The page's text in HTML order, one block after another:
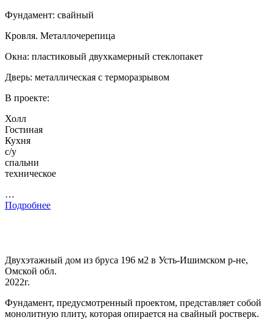
Фундамент: свайный
Кровля. Металлочерепица
Окна: пластиковый двухкамерный стеклопакет
Дверь: металлическая с терморазрывом
В проекте:
Холл
Гостиная
Кухня
с/у
спальни
техническое
…
Подробнее
Двухэтажный дом из бруса 196 м2 в Усть-Ишимском р-не,
Омской обл.
2022г.
Фундамент, предусмотренный проектом, представляет собой
монолитную плиту, которая опирается на свайный ростверк.